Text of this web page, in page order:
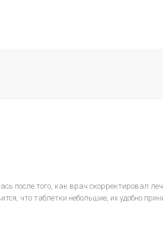
после того, как врач скорректировал
что таблетки небольшие, их удобно